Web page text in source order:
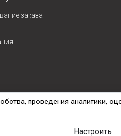
заказа
проведения аналитики,
Настроить